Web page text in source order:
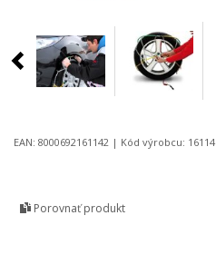
EAN: 8000692161142 | Kód výrobcu: 16114
Porovnať produkt